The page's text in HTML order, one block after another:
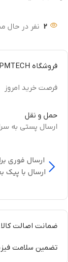
2 نفر در حال
فروشگاه PMTECH
فرصت خرید امروز
حمل و نقل
ارسال پستی به
ارسال فوری
ارسال با پیک
ضمانت اصالت کالا
تضمین سلامت